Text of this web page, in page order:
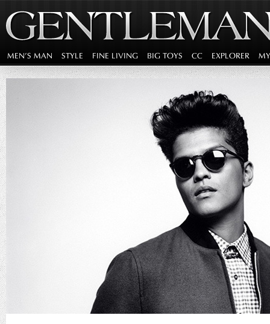
MEN'S MAN STYLE FINE LIVING BIG TOYS CC EXPLORER